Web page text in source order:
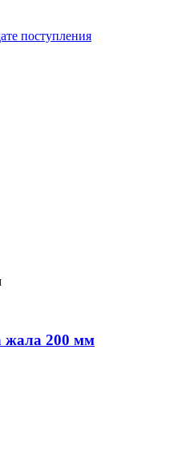
поступления
жала 200 мм